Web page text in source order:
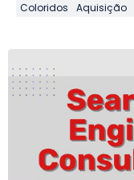
Coloridos Aquisição